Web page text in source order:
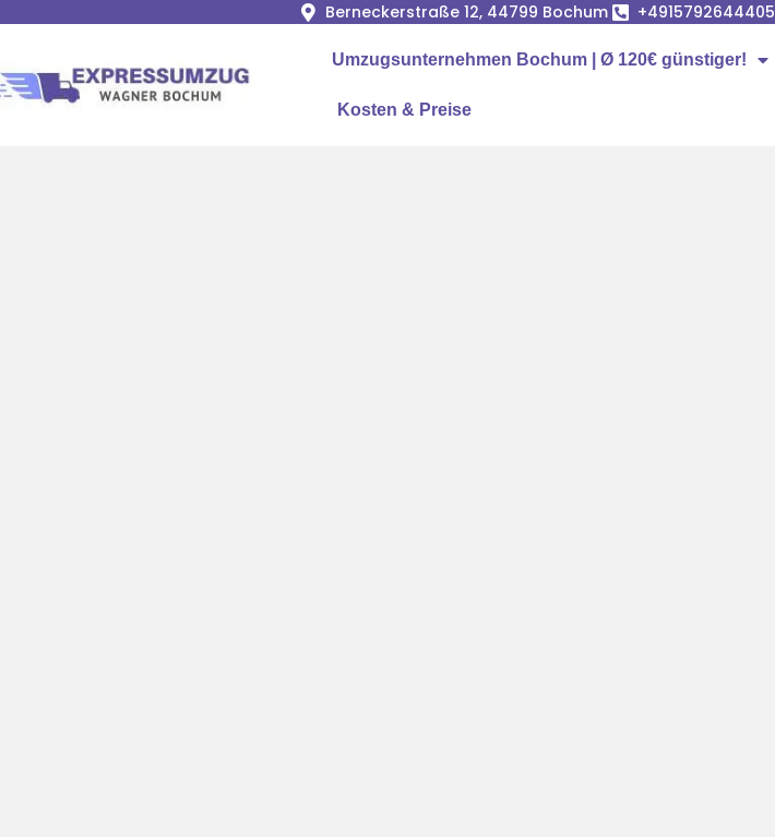
Berneckerstraße 12, 44799 Bochum +4915792644405
Umzugsunternehmen Bochum | Ø 120€ günstiger!
Kosten & Preise